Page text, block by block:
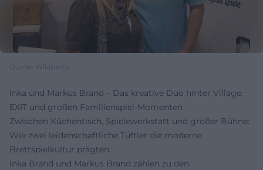
Quelle: Wikipedia
Inka und Markus Brand – Das kreative Duo hinter Village,
EXIT und großen Familienspiel-Momenten
Zwischen Küchen­tisch, Spiele­werkstatt und großer Bühne:
Wie zwei leidenschaftliche Tüftler die moderne
Brettspielkultur prägten
Inka Brand und Markus Brand zählen zu den